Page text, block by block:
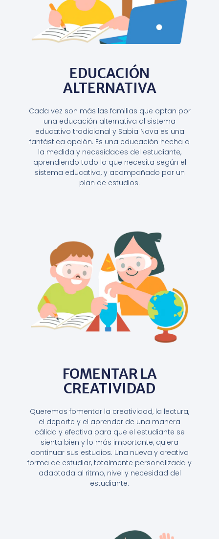
EDUCACIÓN
ALTERNATIVA
Cada vez son más las familias que optan por
una educación alternativa al sistema
educativo tradicional y Sabia Nova es una
fantástica opción. Es una educación hecha a
la medida y necesidades del estudiante,
aprendiendo todo lo que necesita según el
sistema educativo, y acompañado por un
plan de estudios.
FOMENTAR LA
CREATIVIDAD
Queremos fomentar la creatividad, la lectura,
el deporte y el aprender de una manera
cálida y efectiva para que el estudiante se
sienta bien y lo más importante, quiera
continuar sus estudios. Una nueva y creativa
forma de estudiar, totalmente personalizada y
adaptada al ritmo, nivel y necesidad del
estudiante.